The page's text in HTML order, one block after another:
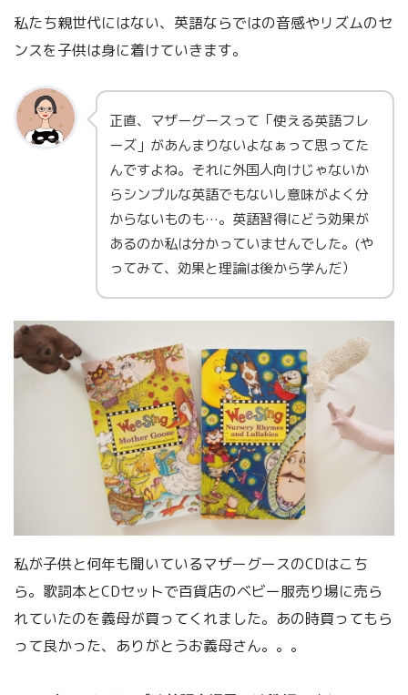
私たち親世代にはない、英語ならではの音感やリズムのセ
ンスを子供は身に着けていきます。
正直、マザーグースって「使える英語フレ
ーズ」があんまりないよなぁって思ってた
んですよね。それに外国人向けじゃないか
らシンプルな英語でもないし意味がよく分
からないものも…。英語習得にどう効果が
あるのか私は分かっていませんでした。(や
ってみて、効果と理論は後から学んだ）
私が子供と何年も聞いているマザーグースのCDはこち
ら。歌詞本とCDセットで百貨店のベビー服売り場に売ら
れていたのを義母が買ってくれました。あの時買ってもら
って良かった、ありがとうお義母さん。。。